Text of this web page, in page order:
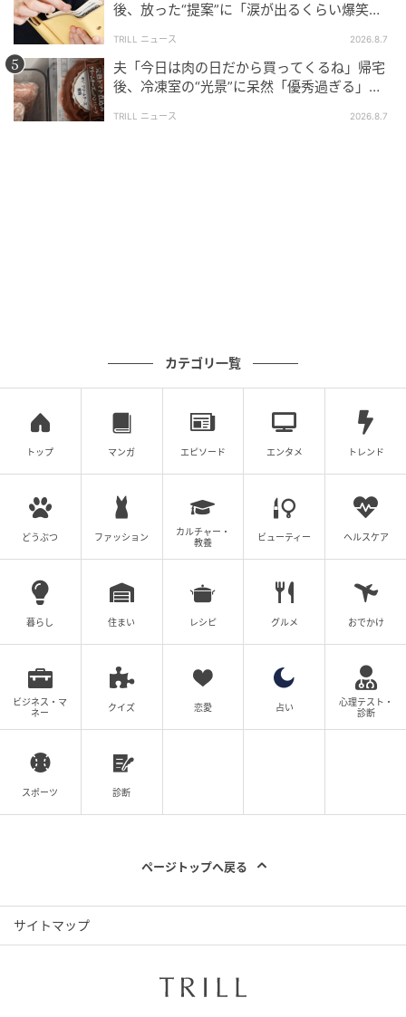
後、放った“提案”に「涙が出るくらい爆笑」
TRILL ニュース 2026.8.7
夫「今日は肉の日だから買ってくるね」帰宅
後、冷凍室の“光景”に呆然「優秀過ぎる」
TRILL ニュース 2026.8.7
カテゴリ一覧
トップ マンガ エピソード エンタメ トレンド
どうぶつ ファッション
カルチャー・
教養
ビューティー ヘルスケア
暮らし 住まい レシピ グルメ おでかけ
ビジネス・マ
ネー
クイズ 恋愛 占い
心理テスト・
診断
スポーツ 診断
ページトップへ戻る
サイトマップ